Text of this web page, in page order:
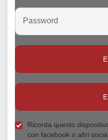
Password
Ricorda questo
con facebook o altri